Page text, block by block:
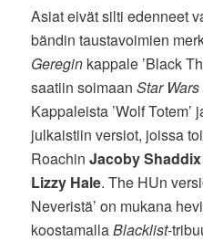
Asiat eivät silti edenneet
bändin taustavoimien
Geregin kappale ’Black
saatiin soimaanStar
Kappaleista ’Wolf Totem’
julkaistiin versiot, joissa
RoachinJacoby Shaddix
Lizzy Hale. The HUn
Neveristä’ on mukana
koostamallaBlacklist-